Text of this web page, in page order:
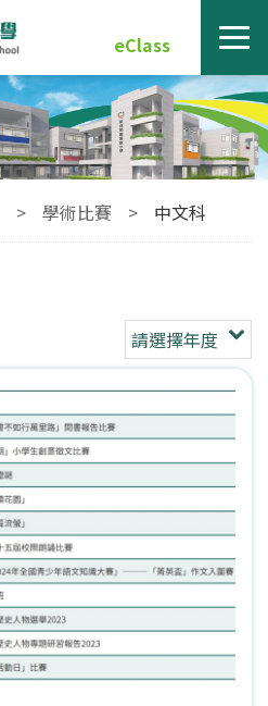
eClass
> 學術比賽 > 中文科
請選擇年度